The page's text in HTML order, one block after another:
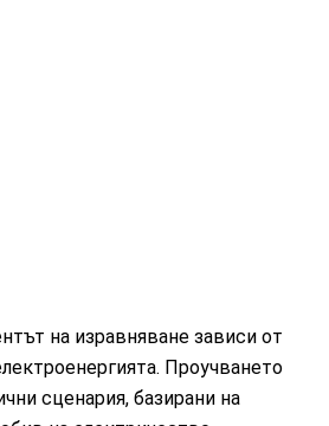
на изравняване зависи от
Проучването
сценария, базирани на